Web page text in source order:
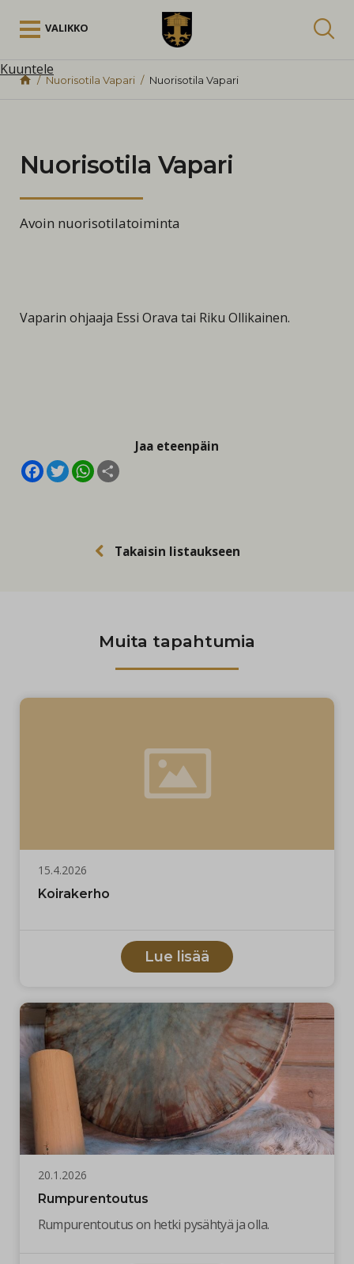
VALIKKO
Kuuntele
Nuorisotila Vapari Nuorisotila Vapari
Nuorisotila Vapari
Avoin nuorisotilatoiminta
Vaparin ohjaaja Essi Orava tai Riku Ollikainen.
Takaisin listaukseen
Jaa eteenpäin
Facebook
TwitterWhatsApp
Muita tapahtumia
15.4.2026
Koirakerho
Lue lisää
20.1.2026
Rumpurentoutus
Rumpurentoutus on hetki pysähtyä ja olla.